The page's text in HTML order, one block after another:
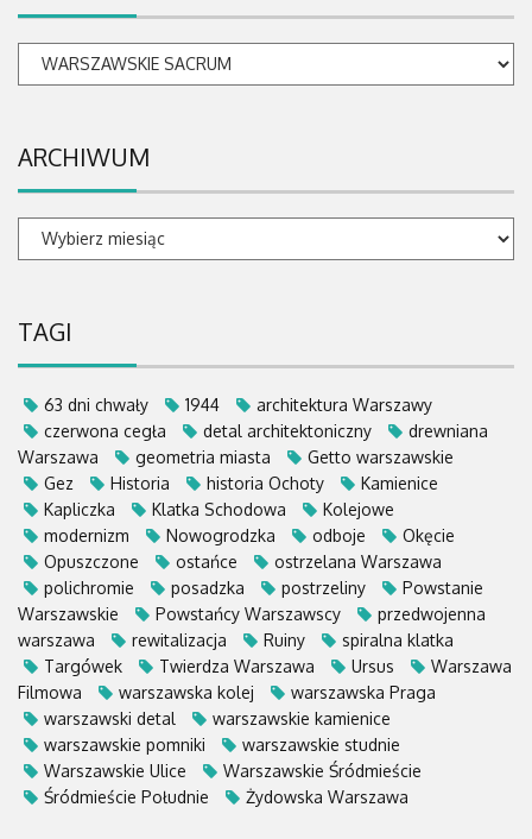
Kategorie
ARCHIWUM
ARCHIWUM
TAGI
63 dni chwały 1944
architektura Warszawy
czerwona cegła
detal architektoniczny
drewniana
Warszawa
geometria miasta
Getto warszawskie
Gez
Historia historia Ochoty
Kamienice
Kapliczka
Klatka Schodowa
Kolejowe
modernizm
Nowogrodzka odboje
Okęcie
Opuszczone
ostańce
ostrzelana Warszawa
polichromie
posadzka postrzeliny
Powstanie
Warszawskie
Powstańcy Warszawscy
przedwojenna
warszawa
rewitalizacja Ruiny
spiralna klatka
Targówek
Twierdza Warszawa Ursus
Warszawa
Filmowa
warszawska kolej
warszawska Praga
warszawski detal
warszawskie kamienice
warszawskie pomniki
warszawskie studnie
Warszawskie Ulice
Warszawskie Śródmieście
Śródmieście Południe
Żydowska Warszawa